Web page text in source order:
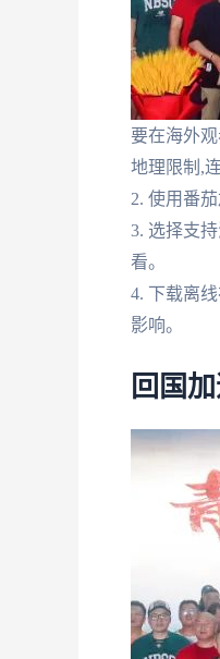
要在海外
地理限制,
2. 使用番
3. 选择支
看。
4. 下载离
影响。
回国